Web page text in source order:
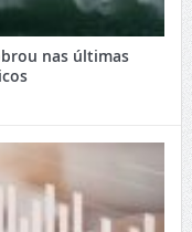
nas últimas